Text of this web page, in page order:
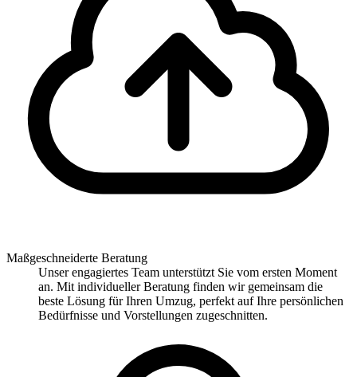
Maßgeschneiderte Beratung
Unser engagiertes Team unterstützt Sie vom ersten Moment
an. Mit individueller Beratung finden wir gemeinsam die
beste Lösung für Ihren Umzug, perfekt auf Ihre persönlichen
Bedürfnisse und Vorstellungen zugeschnitten.